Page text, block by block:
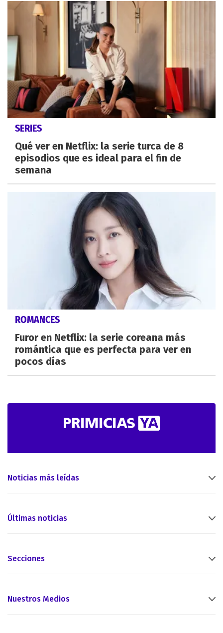
SERIES
Qué ver en Netflix: la serie turca de 8
episodios que es ideal para el fin de
semana
ROMANCES
Furor en Netflix: la serie coreana más
romántica que es perfecta para ver en
pocos días
Noticias más leídas
Últimas noticias
Secciones
Nuestros Medios